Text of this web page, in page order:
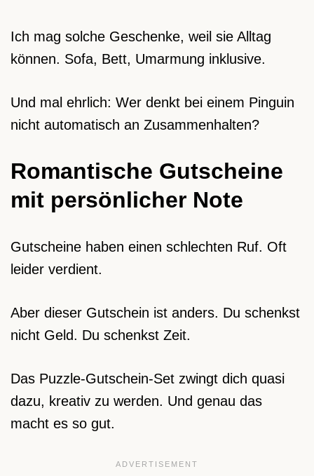
Ich mag solche Geschenke, weil sie Alltag
können. Sofa, Bett, Umarmung inklusive.
Und mal ehrlich: Wer denkt bei einem Pinguin
nicht automatisch an Zusammenhalten?
Romantische Gutscheine
mit persönlicher Note
Gutscheine haben einen schlechten Ruf. Oft
leider verdient.
Aber dieser Gutschein ist anders. Du schenkst
nicht Geld. Du schenkst Zeit.
Das Puzzle-Gutschein-Set zwingt dich quasi
dazu, kreativ zu werden. Und genau das
macht es so gut.